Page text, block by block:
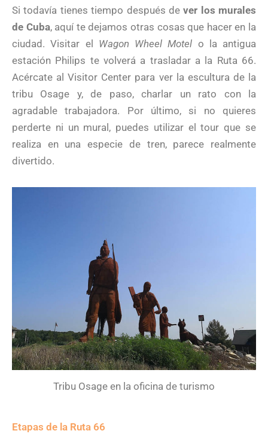
Si todavía tienes tiempo después dever los murales
de Cuba, aquí te dejamos otras cosas que hacer en la
ciudad. Visitar el Wagon Wheel Motel o la antigua
estación Philips te volverá a trasladar a la Ruta 66.
Acércate al Visitor Center para ver la escultura de la
tribu Osage y, de paso, charlar un rato con la
agradable trabajadora. Por último, si no quieres
perderte ni un mural, puedes utilizar el tour que se
realiza en una especie de tren, parece realmente
divertido.
Tribu Osage en la oficina de turismo
Etapas de la Ruta 66